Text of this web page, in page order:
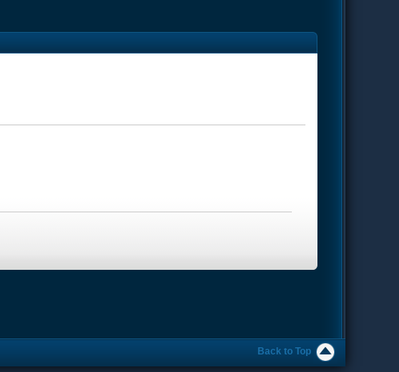
Back to Top